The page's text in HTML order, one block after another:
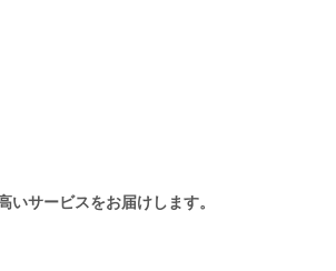
サービスをお届けします。